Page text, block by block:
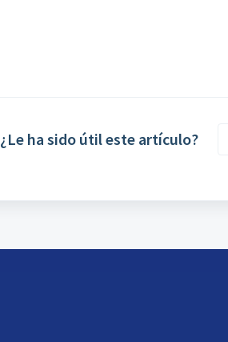
¿Le ha sido útil este artículo?